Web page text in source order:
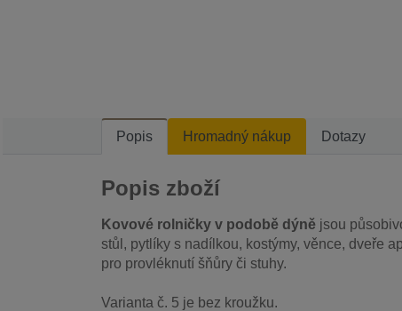
Popis Hromadný nákup Dotazy
Popis zboží
Kovové rolničky v podobě dýně jsou
stůl, pytlíky s nadílkou, kostýmy, věnce, dveře
pro provléknutí šňůry či stuhy.
Varianta č. 5 je bez kroužku.